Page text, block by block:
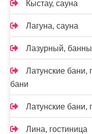
Кыстау, сауна
Лагуна, сауна
Лазурный,
Латунские бани,
бани
Латунские бани,
Лина, гостиница